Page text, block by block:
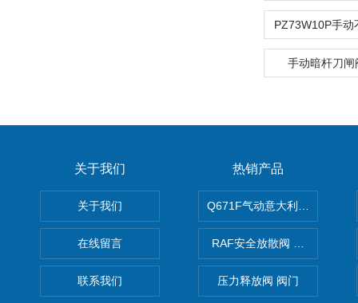
手动暗杆刀
关于我们
关于我们
在线留言
联系我们
热销产品
Q671F气动意大利式薄型球阀
RAF安全放散阀 阀生产
压力释放阀 阀门